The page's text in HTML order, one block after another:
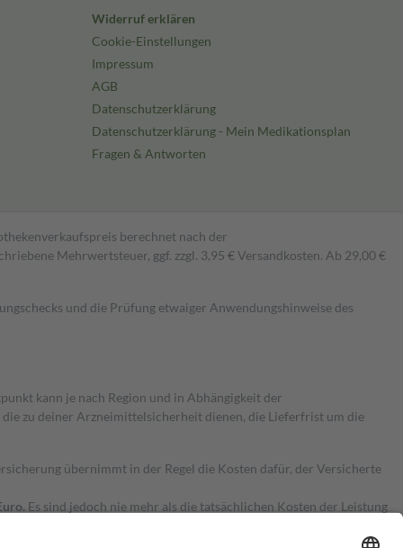
Widerruf erklären
Cookie-Einstellungen
Impressum
AGB
Datenschutzerklärung
Datenschutzerklärung - Mein Medikationsplan
Fragen & Antworten
berechnet nach der
Mehrwertsteuer, ggf. zzgl. 3,95 € Versandkosten. Ab 29,00 €
und die Prüfung etwaiger Anwendungshinweise des
kann je nach Region und in Abhängigkeit der
zu deiner Arzneimittelsicherheit dienen, die Lieferfrist um die
übernimmt in der Regel die Kosten dafür, der Versicherte
Es sind jedoch nie mehr als die tatsächlichen Kosten der Leistung